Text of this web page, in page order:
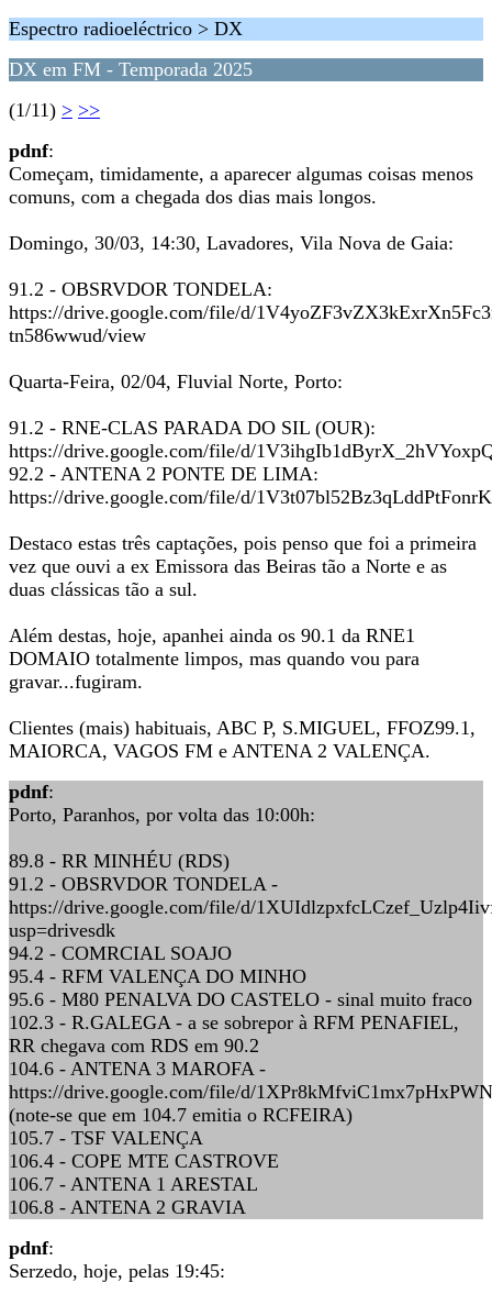
Espectro radioeléctrico > DX
DX em FM - Temporada 2025
(1/11) > >>
pdnf:
Começam, timidamente, a aparecer algumas coisas menos
comuns, com a chegada dos dias mais longos.
Domingo, 30/03, 14:30, Lavadores, Vila Nova de Gaia:
91.2 - OBSRVDOR TONDELA:
https://drive.google.com/file/d/
tn586wwud/view
Quarta-Feira, 02/04, Fluvial Norte, Porto:
91.2 - RNE-CLAS PARADA DO SIL (OUR):
https://drive.google.com/file/d/
92.2 - ANTENA 2 PONTE DE LIMA:
https://drive.google.com/file/d/
Destaco estas três captações, pois penso que foi a primeira
vez que ouvi a ex Emissora das Beiras tão a Norte e as
duas clássicas tão a sul.
Além destas, hoje, apanhei ainda os 90.1 da RNE1
DOMAIO totalmente limpos, mas quando vou para
gravar...fugiram.
Clientes (mais) habituais, ABC P, S.MIGUEL, FFOZ99.1,
MAIORCA, VAGOS FM e ANTENA 2 VALENÇA.
pdnf:
Porto, Paranhos, por volta das 10:00h:
89.8 - RR MINHÉU (RDS)
91.2 - OBSRVDOR TONDELA -
https://drive.google.com/file/d/
usp=drivesdk
94.2 - COMRCIAL SOAJO
95.4 - RFM VALENÇA DO MINHO
95.6 - M80 PENALVA DO CASTELO - sinal muito fraco
102.3 - R.GALEGA - a se sobrepor à RFM PENAFIEL,
RR chegava com RDS em 90.2
104.6 - ANTENA 3 MAROFA -
https://drive.google.com/file/d/
(note-se que em 104.7 emitia o RCFEIRA)
105.7 - TSF VALENÇA
106.4 - COPE MTE CASTROVE
106.7 - ANTENA 1 ARESTAL
106.8 - ANTENA 2 GRAVIA
pdnf:
Serzedo, hoje, pelas 19:45: